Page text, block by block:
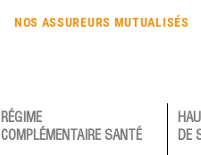
NOS ASSUREURS MUTUALISÉS
RÉGIME
COMPLÉMENTAIRE SANTÉ
DE